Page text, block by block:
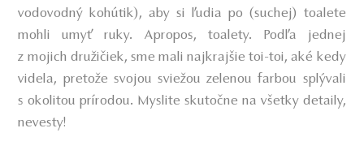
vodovodný kohútik), aby si ľudia po (suchej) toalete
mohli umyť ruky. Apropos, toalety. Podľa jednej
z mojich družičiek, sme mali najkrajšie toi-toi, aké kedy
videla, pretože svojou sviežou zelenou farbou splývali
s okolitou prírodou. Myslite skutočne na všetky detaily,
nevesty!